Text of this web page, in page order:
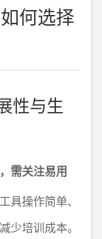
何选择
性与生
需关注易用
具操作简单、
少培训成本。